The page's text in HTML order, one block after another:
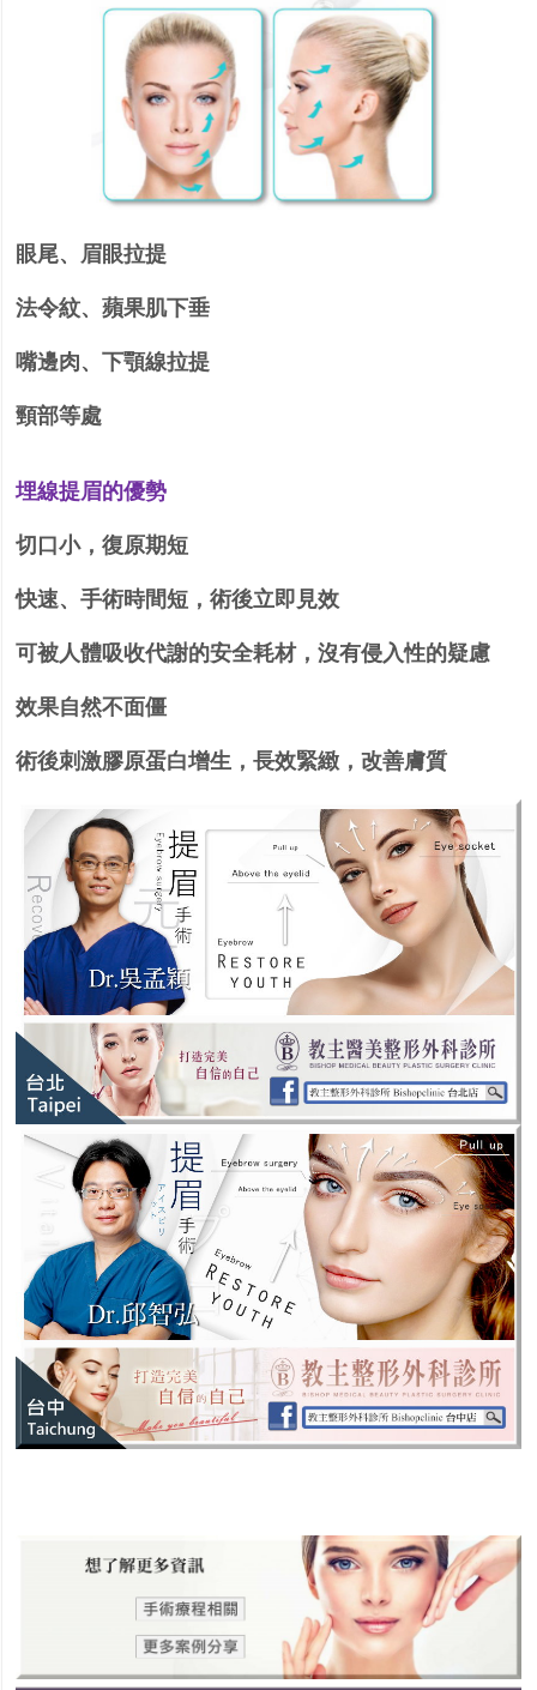
眼尾、眉眼拉提
法令紋、蘋果肌下垂
嘴邊肉、下顎線拉提
頸部等處
埋線提眉的優勢
切口小，復原期短
快速、手術時間短，術後立即見效
可被人體吸收代謝的安全耗材，沒有侵入性的疑慮
效果自然不面僵
術後刺激膠原蛋白增生，長效緊緻，改善膚質